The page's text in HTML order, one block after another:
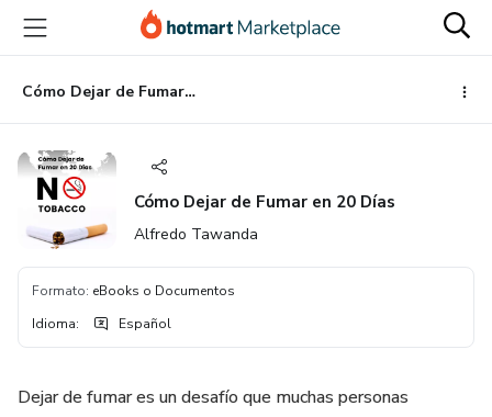
principal
página
de
página
Cómo Dejar de Fumar en 20 Días
Cómo Dejar de Fumar en 20 Días
Alfredo Tawanda
Formato: eBooks o Documentos
Idioma: Español
Dejar de fumar es un desafío que muchas personas